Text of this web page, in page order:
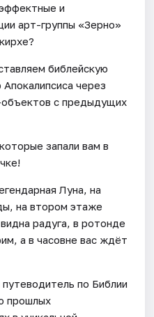
и
арт-группы «Зерно»
библейскую
через
с предыдущих
запали вам в
Луна, на
на втором этаже
радуга, в ротонде
а в часовне вас ждёт
по Библии
прошлых